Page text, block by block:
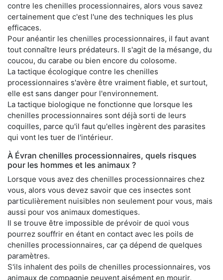
contre les chenilles processionnaires, alors vous savez
certainement que c'est l'une des techniques les plus
efficaces.
Pour anéantir les chenilles processionnaires, il faut avant
tout connaître leurs prédateurs. Il s'agit de la mésange, du
coucou, du carabe ou bien encore du colosome.
La tactique écologique contre les chenilles
processionnaires s'avère être vraiment fiable, et surtout,
elle est sans danger pour l'environnement.
La tactique biologique ne fonctionne que lorsque les
chenilles processionnaires sont déjà sorti de leurs
coquilles, parce qu'il faut qu'elles ingèrent des parasites
qui vont les tuer de l'intérieur.
À Évran chenilles processionnaires, quels risques
pour les hommes et les animaux ?
Lorsque vous avez des chenilles processionnaires chez
vous, alors vous devez savoir que ces insectes sont
particulièrement nuisibles non seulement pour vous, mais
aussi pour vos animaux domestiques.
Il se trouve être impossible de prévoir de quoi vous
pourrez souffrir en étant en contact avec les poils de
chenilles processionnaires, car ça dépend de quelques
paramètres.
S'ils inhalent des poils de chenilles processionnaires, vos
animaux de compagnie peuvent aisément en mourir,